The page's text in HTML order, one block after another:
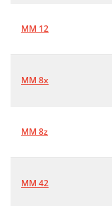
MM 12
MM 8x
MM 8z
MM 42